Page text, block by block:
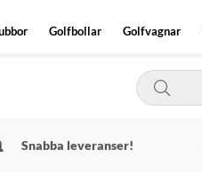
Golfbollar Golfvagnar
Snabba leveranser!